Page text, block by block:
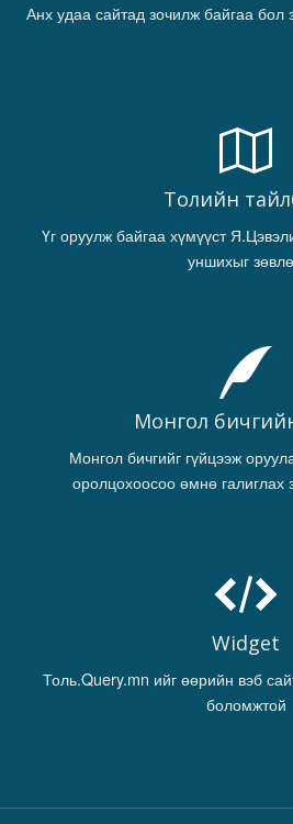
Анх удаа сайтад зочилж байгаа бол
Толийн
Үг оруулж байгаа хүмүүст
уншихыг
Монгол
Монгол бичгийг гүйцээж
оролцохоосоо өмнө галиглах
Widget
Толь.Query.mn ийг өөрийн вэб
боломжтой